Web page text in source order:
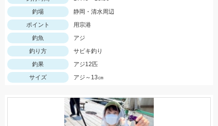
釣場
静岡・清水周辺
ポイント
用宗港
釣魚
アジ
釣り方
サビキ釣り
釣果
アジ12匹
サイズ
アジ～13㎝